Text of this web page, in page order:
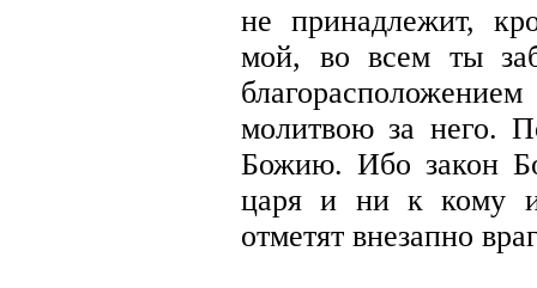
не принадлежит,
мой, во всем ты
молитвою за него.
Божию. Ибо закон
царя и ни к кому
отметят внезапно